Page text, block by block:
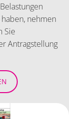
nehmen
Sie
Antragstellung